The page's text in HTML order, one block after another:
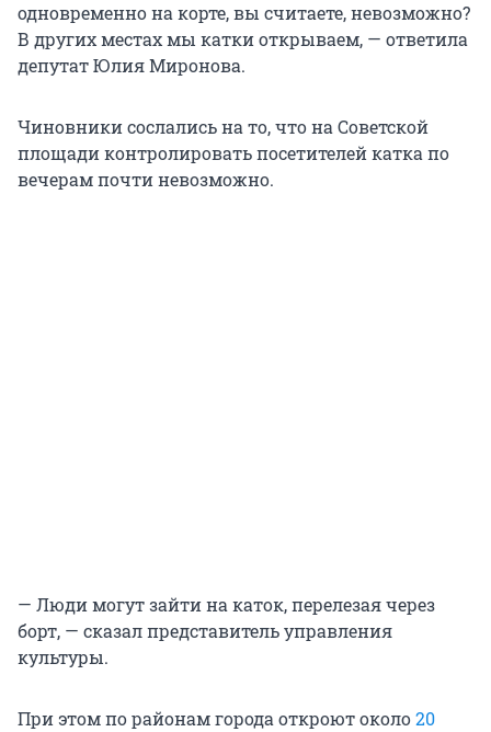
одновременно на корте, вы считаете, невозможно?
В других местах мы катки открываем, — ответила
депутат Юлия Миронова.
Чиновники сослались на то, что на Советской
площади контролировать посетителей катка по
вечерам почти невозможно.
— Люди могут зайти на каток, перелезая через
борт, — сказал представитель управления
культуры.
При этом по районам города откроют около20